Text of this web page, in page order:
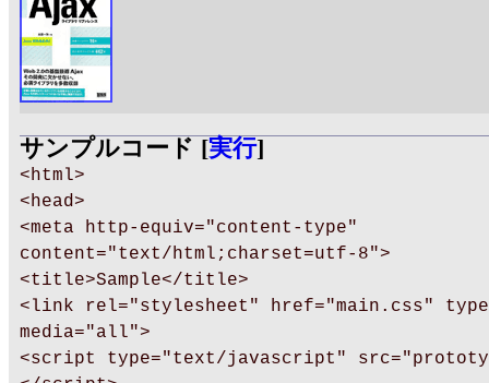
サンプルコード [実行]
<html>
<head>
<meta http-equiv="content-type"
content="text/html;charset=utf-8">
<title>Sample</title>
<link rel="stylesheet" href="main.css"
media="all">
<script type="text/javascript"